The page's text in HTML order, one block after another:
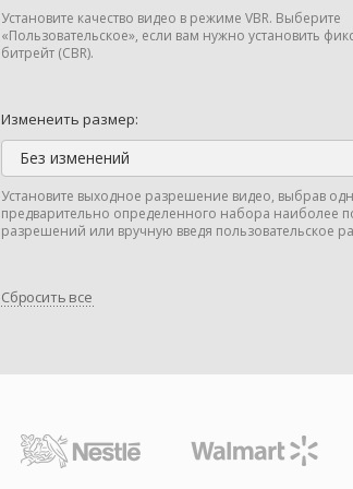
Установите качество видео в режиме VBR. Выберите
«Пользовательское», если вам нужно установить
битрейт (CBR).
Изменеить размер:
Без изменений
Установите выходное разрешение видео, выбрав
предварительно определенного набора наиболее
разрешений или вручную введя пользовательское
Сбросить все